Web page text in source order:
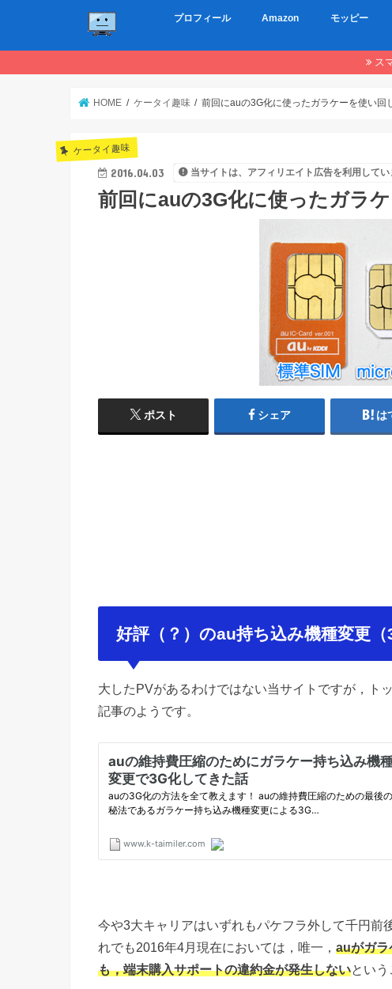
プロフィール Amazon モッピー
ス
HOME ケータイ趣味 前回にauの3G化に使ったガラケーを使い回
ケータイ趣味
2016.04.03 当サイトは、アフィリエイト広告を利用してい
前回にauの3G化に使ったガラ
ポスト シェア は
好評（？）のau持ち込み機種変更
大したPVがあるわけではない当サイトですが，ト
記事のようです。
今や3大キャリアはいずれもパケフラ外して千円
れでも2016年4月現在においては，唯一， auがガラ
も，端末購入サポートの違約金が発生しないとい